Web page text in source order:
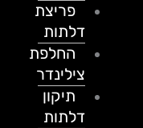
פריצת
דלתות
החלפת
צילינדר
תיקון
דלתות